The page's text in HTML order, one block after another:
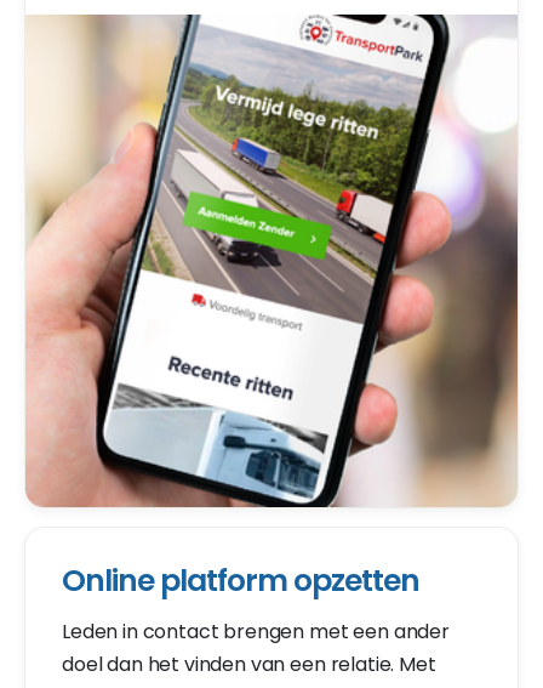
Online platform opzetten
Leden in contact brengen met een ander
doel dan het vinden van een relatie. Met